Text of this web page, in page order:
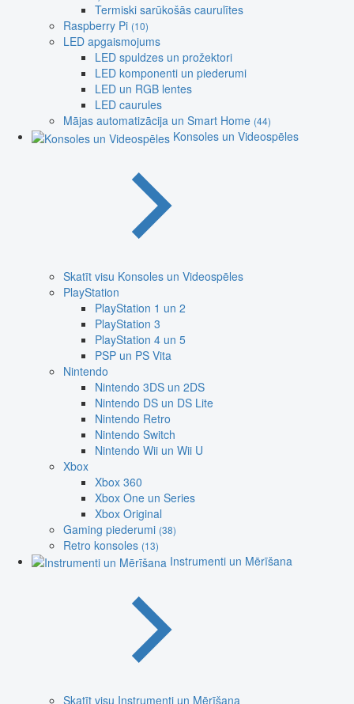
Termiski sarūkošās caurulītes
Raspberry Pi (10)
LED apgaismojums
LED spuldzes un prožektori
LED komponenti un piederumi
LED un RGB lentes
LED caurules
Mājas automatizācija un Smart Home (44)
Konsoles un Videospēles
Skatīt visu Konsoles un Videospēles
PlayStation
PlayStation 1 un 2
PlayStation 3
PlayStation 4 un 5
PSP un PS Vita
Nintendo
Nintendo 3DS un 2DS
Nintendo DS un DS Lite
Nintendo Retro
Nintendo Switch
Nintendo Wii un Wii U
Xbox
Xbox 360
Xbox One un Series
Xbox Original
Gaming piederumi (38)
Retro konsoles (13)
Instrumenti un Mērīšana
Skatīt visu Instrumenti un Mērīšana